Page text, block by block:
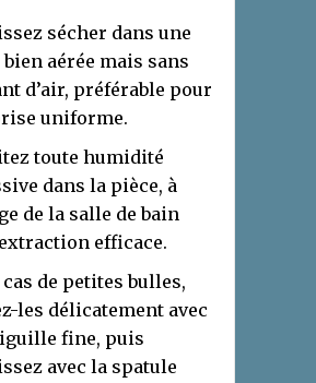
sécher dans une
aérée mais sans
d’air, préférable pour
uniforme.
toute humidité
dans la pièce, à
de la salle de bain
efficace.
cas de petites bulles,
les délicatement avec
fine, puis
avec la spatule